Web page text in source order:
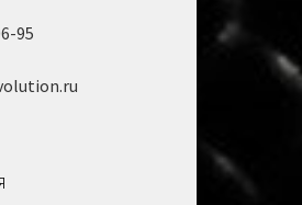
95